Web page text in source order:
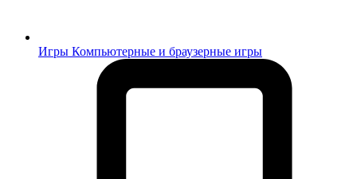
Игры Компьютерные и браузерные игры